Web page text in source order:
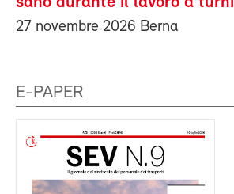
27 novembre 2026 Berna
E-PAPER